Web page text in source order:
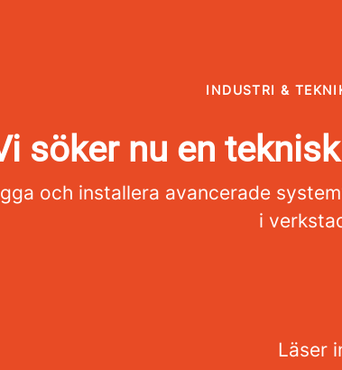
INDUSTRI &
söker nu en
och installera avancerade
i
Läser